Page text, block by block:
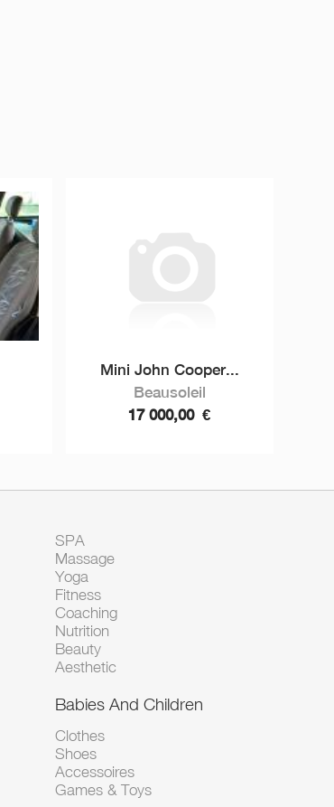
Mini John Cooper...
Beausoleil
17 000,00 €
SPA
Massage
Yoga
Fitness
Coaching
Nutrition
Beauty
Aesthetic
Babies And Children
Clothes
Shoes
Accessoires
Games & Toys